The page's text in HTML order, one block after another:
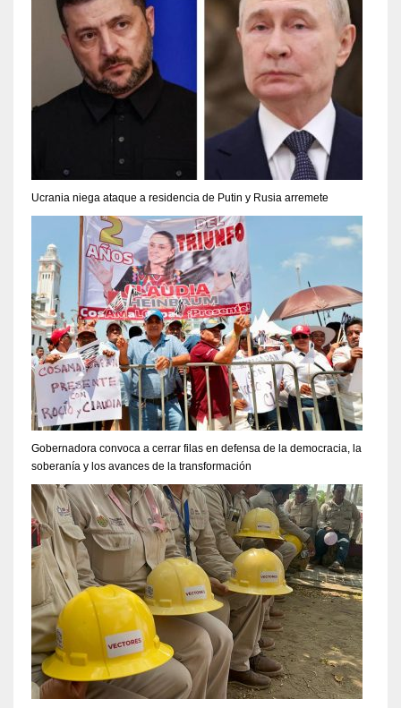
Ucrania niega ataque a residencia de Putin y Rusia arremete
Gobernadora convoca a cerrar filas en defensa de la democracia, la
soberanía y los avances de la transformación